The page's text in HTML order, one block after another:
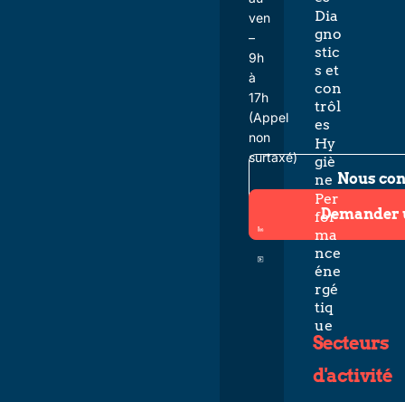
ven
–
9h
à
17h
(Appel
non
surtaxé)
Nous
Demander
Dia
gno
stic
s et
con
trôl
es
Hy
giè
ne
Per
for
ma
nce
éne
rgé
tiq
ue
Secteurs
d'activité